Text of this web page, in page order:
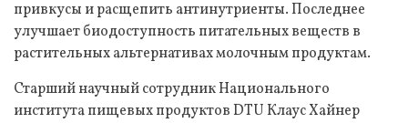
привкусы и расщепить антинутриенты. Последнее
улучшает биодоступность питательных веществ в
растительных альтернативах молочным продуктам.
Старший научный сотрудник Национального
института пищевых продуктов DTU Клаус Хайнер